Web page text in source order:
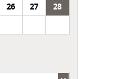
26 27
28